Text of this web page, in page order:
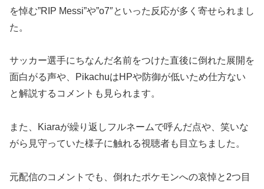
を悼む”RIP Messi”や”o7″といった反応が多く寄せられまし
た。
サッカー選手にちなんだ名前をつけた直後に倒れた展開を
面白がる声や、PikachuはHPや防御が低いため仕方ない
と解説するコメントも見られます。
また、Kiaraが繰り返しフルネームで呼んだ点や、笑いな
がら見守っていた様子に触れる視聴者も目立ちました。
元配信のコメントでも、倒れたポケモンへの哀悼と2つ目